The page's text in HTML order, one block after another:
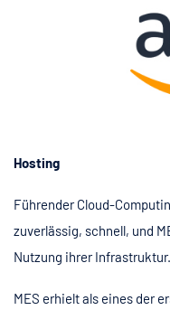
Hosting
Führender Cloud-
zuverlässig, schnell, und
Nutzung ihrer Infrastruktur.
MES erhielt als eines der